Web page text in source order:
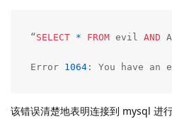
“ SELECT * FROM evil AND
Error 1064: You have an
该错误清楚地表明连接到 mysql 进